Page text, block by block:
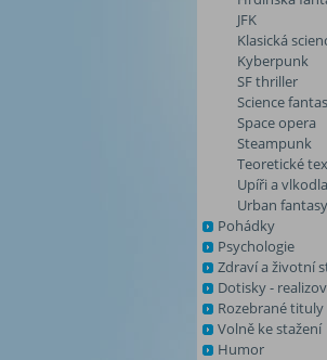
JFK
Klasická
Kyberpunk
SF thriller
Science
Space opera
Steampunk
Teoretické
Upíři a
Urban fantasy
Pohádky
Psychologie
Zdraví a životní
Dotisky -
Rozebrané tituly
Volně ke stažení
Humor